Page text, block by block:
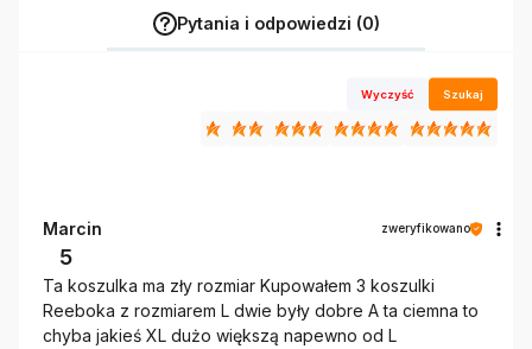
Pytania i odpowiedzi (0)
Wyczyść Szukaj
Marcin zweryfikowano
5
Ta koszulka ma zły rozmiar Kupowałem 3 koszulki
Reeboka z rozmiarem L dwie były dobre A ta ciemna to
chyba jakieś XL dużo większą napewno od L